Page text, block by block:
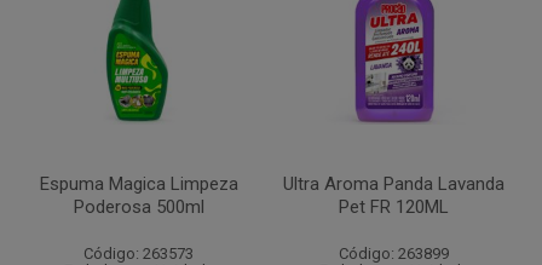
Espuma Magica Limpeza
Poderosa 500ml
Código: 263573
Ultra Aroma Panda Lavanda
Pet FR 120ML
Código: 263899